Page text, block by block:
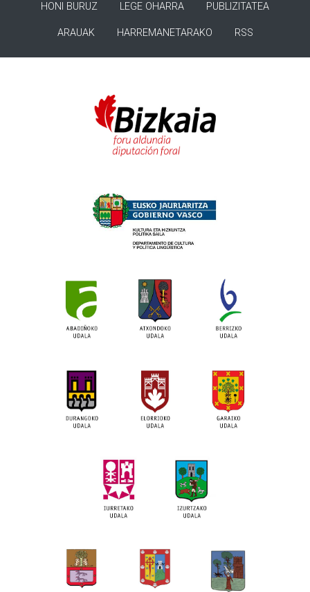
HONI BURUZ LEGE OHARRA PUBLIZITATEA
ARAUAK HARREMANETARAKO RSS